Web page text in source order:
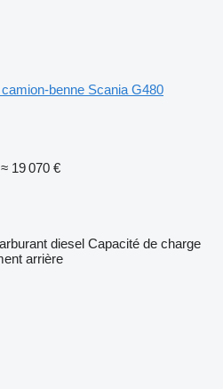
camion-benne Scania G480
≈ 19 070 €
diesel Capacité de charge
arrière